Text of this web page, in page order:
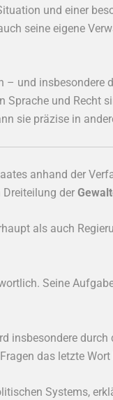
und einer
seine eigene
– und insbesondere
Sprache und Recht
sie präzise in
anhand der
der
als auch
Seine
insbesondere durch
das letzte Wort
Systems,